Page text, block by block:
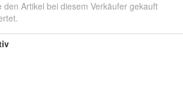
den Artikel bei diesem Verkäufer gekauft